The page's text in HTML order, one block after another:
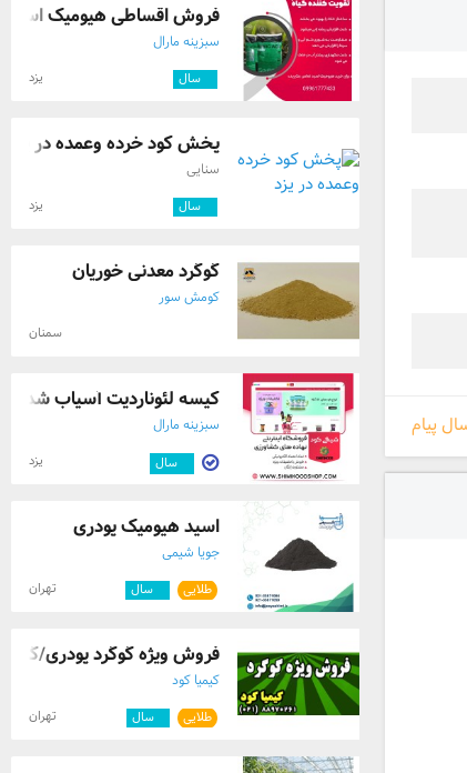
پیام
فروش اقساطی هیومیک اسید
سبزینه مارال
سال یزد
پخش کود خرده وعمده در یزد
سنایی
سال یزد
گوگرد معدنی خوریان
کومش سور
سمنان
کیسه لئوناردیت آسیاب شده
سبزینه مارال
سال یزد
اسید هیومیک پودری
جویا شیمی
طلایی سال تهران
فروش ویژه گوگرد پودری/
کیمیا کود
طلایی سال تهران